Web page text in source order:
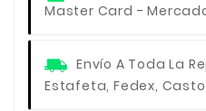
Master Card -
Envío A Toda La
Estafeta, Fedex,